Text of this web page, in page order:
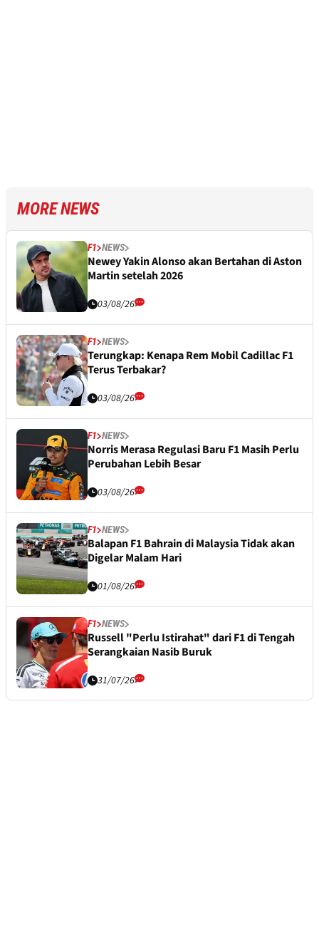
MORE NEWS
F1 NEWS
Newey Yakin Alonso akan Bertahan di Aston
Martin setelah 2026
03/08/26
F1 NEWS
Terungkap: Kenapa Rem Mobil Cadillac F1
Terus Terbakar?
03/08/26
F1 NEWS
Norris Merasa Regulasi Baru F1 Masih Perlu
Perubahan Lebih Besar
03/08/26
F1 NEWS
Balapan F1 Bahrain di Malaysia Tidak akan
Digelar Malam Hari
01/08/26
F1 NEWS
Russell "Perlu Istirahat" dari F1 di Tengah
Serangkaian Nasib Buruk
31/07/26